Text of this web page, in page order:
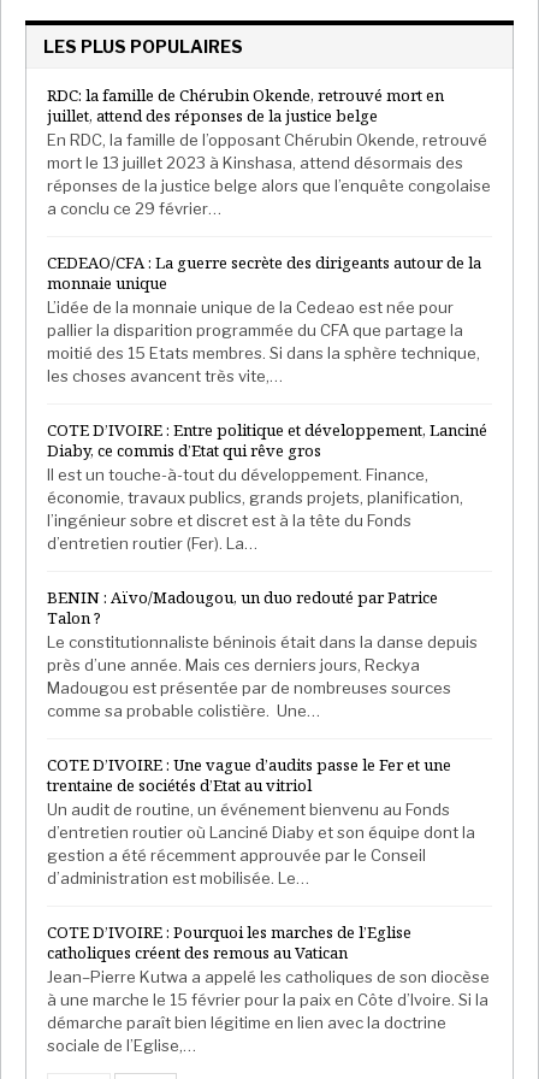
Son dernier fait d’arme remonte à octobre 2022.
alors que l’Ukraine fait face à l’invasion de la Russie
depuis le mois de février, Silvio Berlusconi déclare
avoir renoué le contact avec le président russe
Vladimir Poutine. Un ami de longue date.
nombreuses reprises lorsque le « Cavaliere » présidait
le Conseil -d’ailleurs les échanges commerciaux
entre les deux pays ont été multiplié par dix entre
1994 et 2004. L’ancien président du Conseil explique
envahir l’Ukraine. Des déclarations qui font tâche
alors que sa formation politique, Forza Italia, doit
prendre part au futur gouvernement de
Giorgia Meloni. Quelques mois avant, il avait pourtant
affirmé son soutien à l’OTAN, l’UE et les États-Unis.
Pourtant, malgré les nombreuses affaires et
les articles de presse raillant la vie privée du
dirigeant politique, sa popularité défia longtemps
tous les pronostics des commentateurs politiques qui
voyait régulièrement pointer sa retraite politique.
modèle de réussite avec sa holding Fininvest qui
contrôlait entre autres le groupe Médiaset et
l’éditeur Mondadori. Pour ses détracteurs par contre,
il était le symbole d’un affairisme douteux.
République et succéder à Sergio Mattarella au palais
du Quirinal. Son casier judiciaire long comme le bras
eut cette fois raison de ses ambitions et il dut jeter
l’éponge, ses alliés étant réticents à le soutenir
jusqu’au bout.
LES PLUS POPULAIRES
RDC: la famille de Chérubin Okende, retrouvé mort en
juillet, attend des réponses de la justice belge
En RDC, la famille de l’opposant Chérubin Okende, retrouvé
mort le 13 juillet 2023 à Kinshasa, attend désormais des
réponses de la justice belge alors que l’enquête congolaise
a conclu ce 29 février…
CEDEAO/CFA : La guerre secrète des dirigeants autour de la
monnaie unique
L’idée de la monnaie unique de la Cedeao est née pour
pallier la disparition programmée du CFA que partage la
moitié des 15 Etats membres. Si dans la sphère technique,
les choses avancent très vite,…
COTE D’IVOIRE : Entre politique et développement, Lanciné
Diaby, ce commis d’Etat qui rêve gros
Il est un touche-à-tout du développement. Finance,
économie, travaux publics, grands projets, planification,
l’ingénieur sobre et discret est à la tête du Fonds
d’entretien routier (Fer). La…
BENIN : Aïvo/Madougou, un duo redouté par Patrice
Talon ?
Le constitutionnaliste béninois était dans la danse depuis
près d’une année. Mais ces derniers jours, Reckya
Madougou est présentée par de nombreuses sources
comme sa probable colistière. Une…
COTE D’IVOIRE : Une vague d’audits passe le Fer et une
trentaine de sociétés d’Etat au vitriol
Un audit de routine, un événement bienvenu au Fonds
d’entretien routier où Lanciné Diaby et son équipe dont la
gestion a été récemment approuvée par le Conseil
d’administration est mobilisée. Le…
COTE D’IVOIRE : Pourquoi les marches de l’Eglise
catholiques créent des remous au Vatican
Jean–Pierre Kutwa a appelé les catholiques de son diocèse
à une marche le 15 février pour la paix en Côte d’Ivoire. Si la
démarche paraît bien légitime en lien avec la doctrine
sociale de l’Eglise,…